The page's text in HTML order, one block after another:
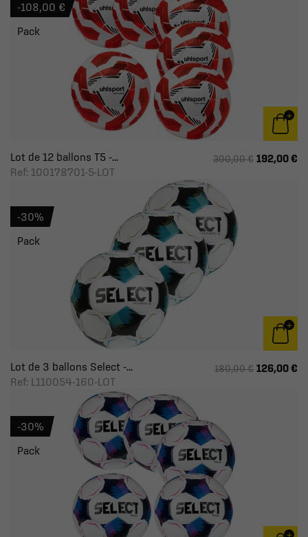
Lot de 12 ballons T5 -...
Ref: 100178701-5-LOT
300,00 € 192,00 €
-108,00 €
Pack
Lot de 3 ballons Select -...
Ref: L110054-160-LOT
180,00 € 126,00 €
-30%
Pack
-30%
Pack